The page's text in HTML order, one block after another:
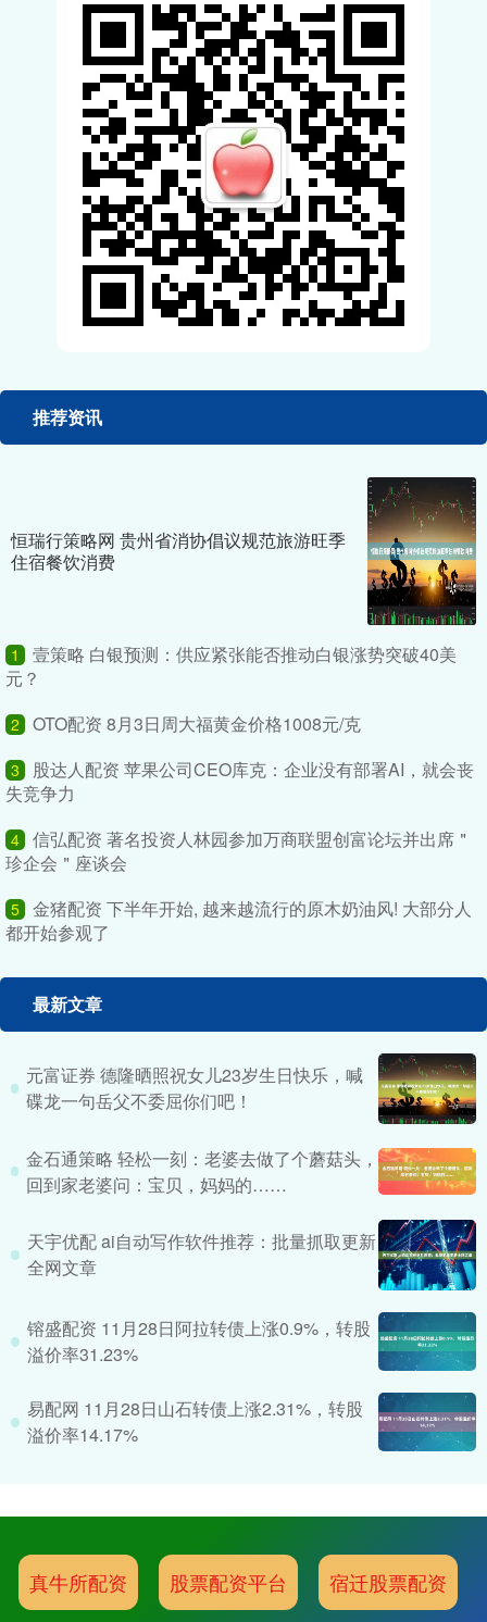
推荐资讯
恒瑞行策略网 贵州省消协倡议规范旅游旺季
住宿餐饮消费
1
壹策略 白银预测：供应紧张能否推动白银涨势突破40美
元？
2 OTO配资 8月3日周大福黄金价格1008元/克
3
股达人配资 苹果公司CEO库克：企业没有部署AI，就会丧
失竞争力
4 信弘配资 著名投资人林园参加万商联盟创富论坛并出席＂
珍企会＂座谈会
5 金猪配资 下半年开始, 越来越流行的原木奶油风! 大部分人
都开始参观了
最新文章
元富证券 德隆晒照祝女儿23岁生日快乐，喊
碟龙一句岳父不委屈你们吧！
金石通策略 轻松一刻：老婆去做了个蘑菇头，
回到家老婆问：宝贝，妈妈的……
天宇优配 ai自动写作软件推荐：批量抓取更新
全网文章
镕盛配资 11月28日阿拉转债上涨0.9%，转股
溢价率31.23%
易配网 11月28日山石转债上涨2.31%，转股
溢价率14.17%
真牛所配资 股票配资平台 宿迁股票配资